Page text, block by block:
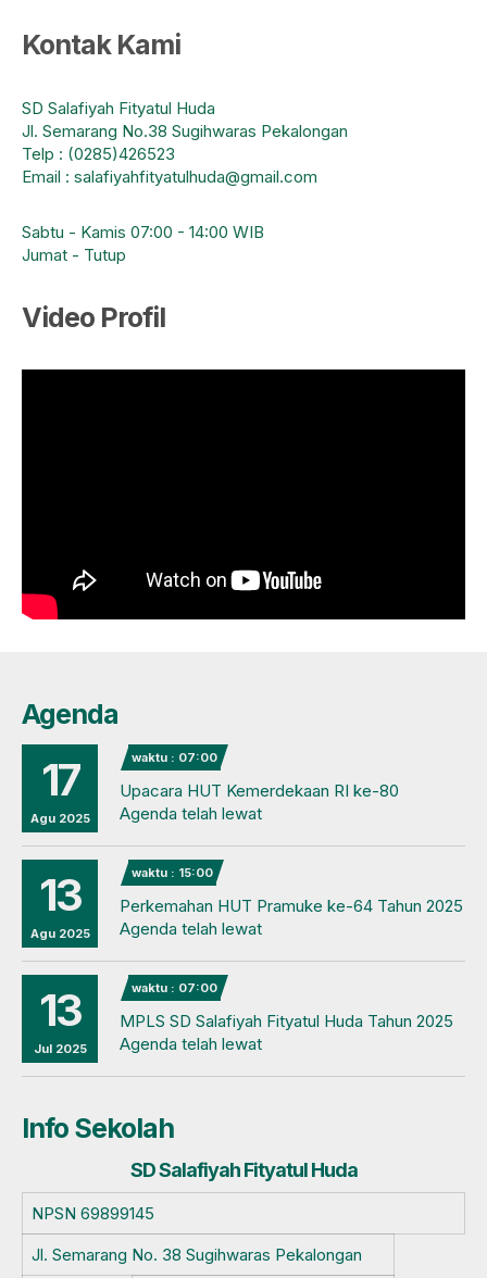
Kontak Kami
SD Salafiyah Fityatul Huda
Jl. Semarang No.38 Sugihwaras Pekalongan
Telp : (0285)426523
Email : salafiyahfityatulhuda@gmail.com
Sabtu - Kamis 07:00 - 14:00 WIB
Jumat - Tutup
Video Profil
Agenda
17
Agu 2025
waktu : 07:00
Upacara HUT Kemerdekaan RI ke-80
Agenda telah lewat
13
Agu 2025
waktu : 15:00
Perkemahan HUT Pramuke ke-64 Tahun 2025
Agenda telah lewat
13
Jul 2025
waktu : 07:00
MPLS SD Salafiyah Fityatul Huda Tahun 2025
Agenda telah lewat
Info Sekolah
SD Salafiyah Fityatul Huda
NPSN 69899145
Jl. Semarang No. 38 Sugihwaras Pekalongan